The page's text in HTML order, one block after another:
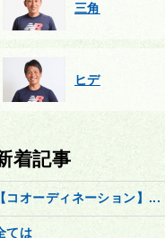
三角
ヒデ
着記事
コオーディネーション】...
ては